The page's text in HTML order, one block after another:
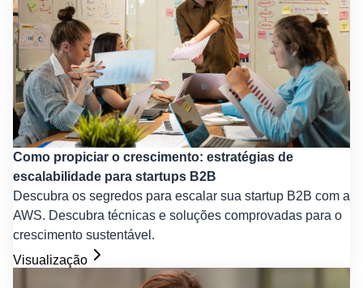
Como propiciar o crescimento: estratégias de
escalabilidade para startups B2B
Descubra os segredos para escalar sua startup B2B com a
AWS. Descubra técnicas e soluções comprovadas para o
crescimento sustentável.
Visualização